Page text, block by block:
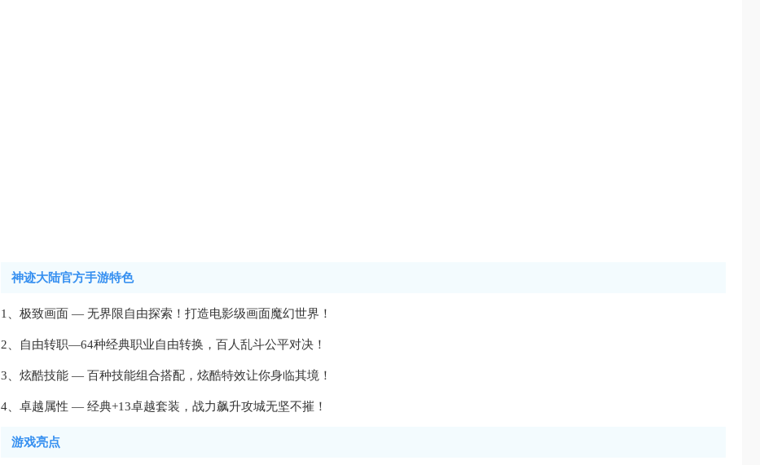
神迹大陆官方手游特色
1、极致画面 — 无界限自由探索！打造电影级画面魔幻世界！
2、自由转职—64种经典职业自由转换，百人乱斗公平对决！
3、炫酷技能 — 百种技能组合搭配，炫酷特效让你身临其境！
4、卓越属性 — 经典+13卓越套装，战力飙升攻城无坚不摧！
游戏亮点